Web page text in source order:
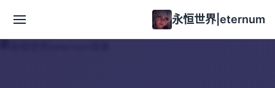
永恒世界|eternum